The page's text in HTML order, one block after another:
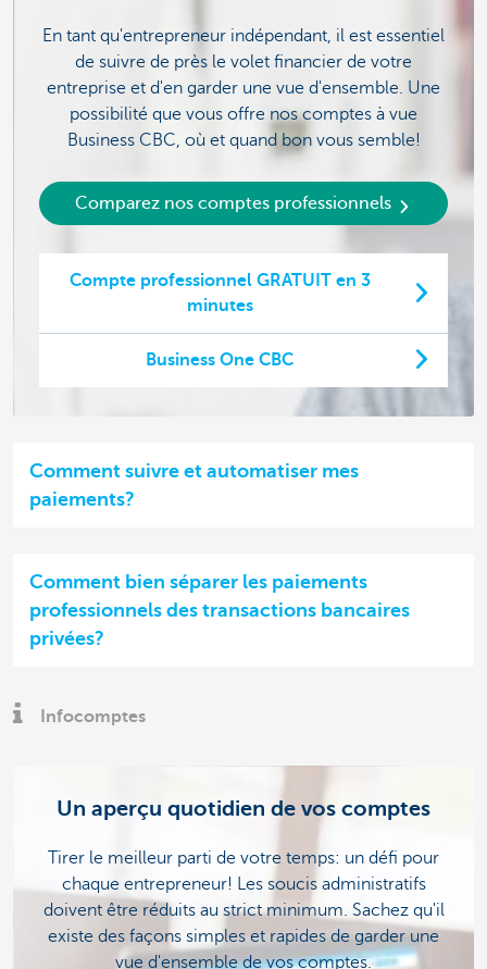
En tant qu'entrepreneur indépendant, il est essentiel
de suivre de près le volet financier de votre
entreprise et d'en garder une vue d'ensemble. Une
possibilité que vous offre nos comptes à vue
Business CBC, où et quand bon vous semble!
Comparez nos comptes professionnels
Compte professionnel GRATUIT en 3
minutes
Business One CBC
Comment suivre et automatiser mes
paiements?
Comment bien séparer les paiements
professionnels des transactions bancaires
privées?
Infocomptes
Un aperçu quotidien de vos comptes
Tirer le meilleur parti de votre temps: un défi pour
chaque entrepreneur! Les soucis administratifs
doivent être réduits au strict minimum. Sachez qu'il
existe des façons simples et rapides de garder une
vue d'ensemble de vos comptes.